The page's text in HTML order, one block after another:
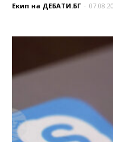
Екип на ДЕБАТИ.БГ -